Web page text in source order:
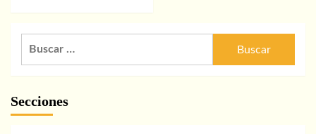
Bares
con
Los
Secciones